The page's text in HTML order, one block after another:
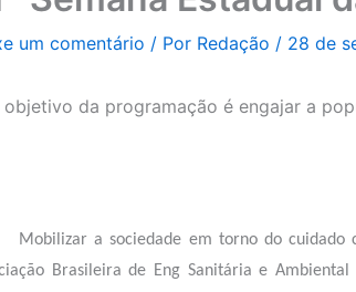
um comentário / Por Redação / 28 de
objetivo da programação é engajar a
Mobilizar a sociedade em torno do cuidado
Brasileira de Eng Sanitária e